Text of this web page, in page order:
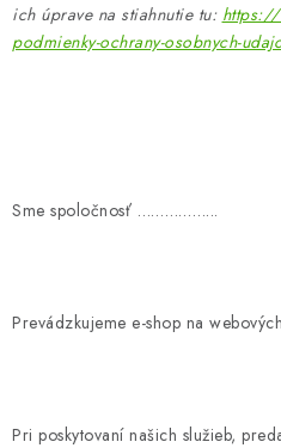
OBLEČENIE A MÓDA
ich úprave na stiahnutie tu: https://
podmienky-ochrany-osobnych-
Sme spoločnosť ……………...
Prevádzkujeme e-shop na
Pri poskytovaní našich služieb,